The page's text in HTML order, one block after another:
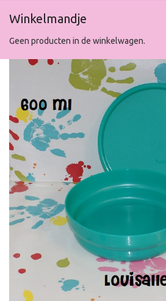
Winkelmandje
Geen producten in de winkelwagen.